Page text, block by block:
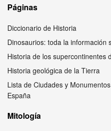
Páginas
Diccionario de Historia
Dinosaurios: toda la información
Historia de los supercontinentes
Historia geológica de la Tierra
Lista de Ciudades y
España
Mitología